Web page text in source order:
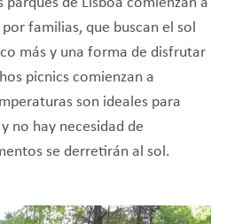
de Lisboa comienzan a
familias, que buscan el sol
más y una forma de disfrutar
picnics comienzan a
son ideales para
no hay necesidad de
se derretirán al sol.